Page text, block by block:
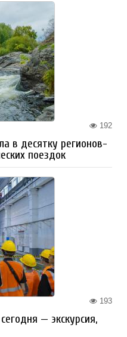
192
в десятку регионов-
поездок
193
— экскурсия,